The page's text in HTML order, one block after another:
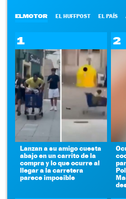
ELMOTOR EL HUFFPOST EL PAÍS
1
Lanzan a su amigo cuesta
abajo en un carrito de la
compra y lo que ocurre al
llegar a la carretera
parece imposible
2